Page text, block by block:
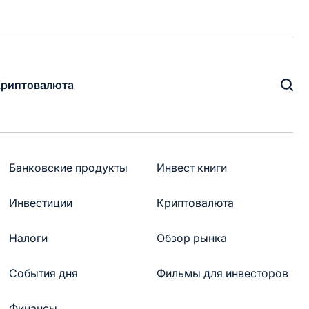
Банковские продукты Инвест книги
Инвестиции Криптовалюта
Налоги Обзор рынка
События дня Фильмы для инвесторов